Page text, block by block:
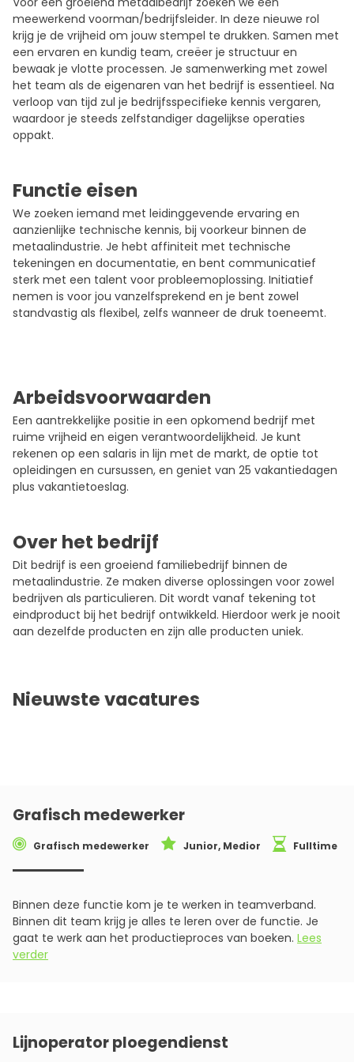
meewerkend voorman/bedrijfsleider. In deze nieuwe rol
krijg je de vrijheid om jouw stempel te drukken. Samen met
een ervaren en kundig team, creëer je structuur en
bewaak je vlotte processen. Je samenwerking met zowel
het team als de eigenaren van het bedrijf is essentieel. Na
verloop van tijd zul je bedrijfsspecifieke kennis vergaren,
waardoor je steeds zelfstandiger dagelijkse operaties
oppakt.
Functie eisen
We zoeken iemand met leidinggevende ervaring en
aanzienlijke technische kennis, bij voorkeur binnen de
metaalindustrie. Je hebt affiniteit met technische
tekeningen en documentatie, en bent communicatief
sterk met een talent voor probleemoplossing. Initiatief
nemen is voor jou vanzelfsprekend en je bent zowel
standvastig als flexibel, zelfs wanneer de druk toeneemt.
Arbeidsvoorwaarden
Een aantrekkelijke positie in een opkomend bedrijf met
ruime vrijheid en eigen verantwoordelijkheid. Je kunt
rekenen op een salaris in lijn met de markt, de optie tot
opleidingen en cursussen, en geniet van 25 vakantiedagen
plus vakantietoeslag.
Over het bedrijf
Dit bedrijf is een groeiend familiebedrijf binnen de
metaalindustrie. Ze maken diverse oplossingen voor zowel
bedrijven als particulieren. Dit wordt vanaf tekening tot
eindproduct bij het bedrijf ontwikkeld. Hierdoor werk je nooit
aan dezelfde producten en zijn alle producten uniek.
Nieuwste vacatures
Grafisch medewerker
Grafisch medewerker Junior, Medior Fulltime
Binnen deze functie kom je te werken in teamverband.
Binnen dit team krijg je alles te leren over de functie. Je
gaat te werk aan het productieproces van boeken. Lees
verder
Lijnoperator ploegendienst